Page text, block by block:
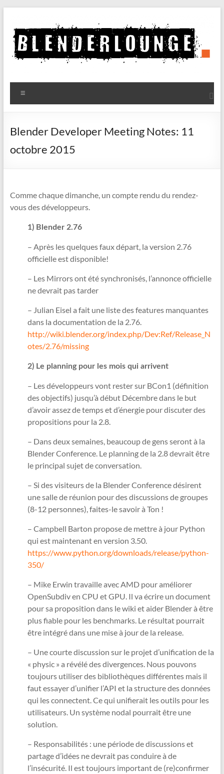
contenu
Blenderlounge
Le
de
sur
Blender Developer Meeting Notes: 11
octobre 2015
Comme chaque dimanche, un compte rendu du rendez-
vous des développeurs.
1) Blender 2.76
– Après les quelques faux départ, la version 2.76
officielle est disponible!
– Les Mirrors ont été synchronisés, l’annonce officielle
ne devrait pas tarder
– Julian Eisel a fait une liste des features manquantes
dans la documentation de la 2.76.
http://wiki.blender.org/index.php/Dev:Ref/Release_N
otes/2.76/missing
2) Le planning pour les mois qui arrivent
– Les développeurs vont rester sur BCon1 (définition
des objectifs) jusqu’à début Décembre dans le but
d’avoir assez de temps et d’énergie pour discuter des
propositions pour la 2.8.
– Dans deux semaines, beaucoup de gens seront à la
Blender Conference. Le planning de la 2.8 devrait être
le principal sujet de conversation.
– Si des visiteurs de la Blender Conference désirent
une salle de réunion pour des discussions de groupes
(8-12 personnes), faites-le savoir à Ton !
– Campbell Barton propose de mettre à jour Python
qui est maintenant en version 3.50.
https://www.python.org/downloads/release/python-
350/
– Mike Erwin travaille avec AMD pour améliorer
OpenSubdiv en CPU et GPU. Il va écrire un document
pour sa proposition dans le wiki et aider Blender à être
plus fiable pour les benchmarks. Le résultat pourrait
être intégré dans une mise à jour de la release.
– Une courte discussion sur le projet d’unification de la
« physic » a révélé des divergences. Nous pouvons
toujours utiliser des bibliothèques différentes mais il
faut essayer d’unifier l’API et la structure des données
qui les connectent. Ce qui unifierait les outils pour les
utilisateurs. Un système nodal pourrait être une
solution.
– Responsabilités : une période de discussions et
partage d’idées ne devrait pas conduire à de
l’insécurité. Il est toujours important de (re)confirmer